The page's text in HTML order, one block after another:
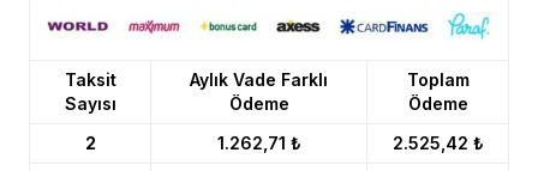
Taksit
Sayısı
Aylık Vade Farklı
Ödeme
Toplam
Ödeme
2
1.262,71 ₺
2.525,42 ₺